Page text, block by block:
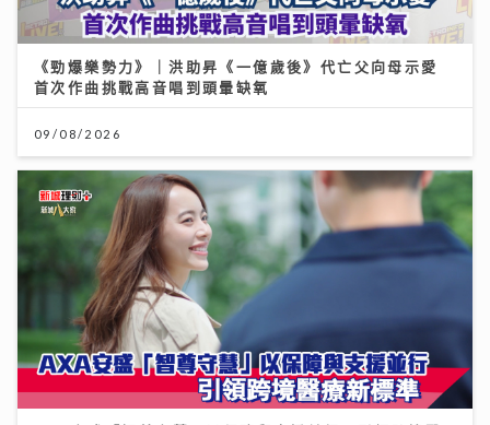
《勁爆樂勢力》｜洪助昇《一億歲後》代亡父向母示愛
首次作曲挑戰高音唱到頭暈缺氧
09/08/2026